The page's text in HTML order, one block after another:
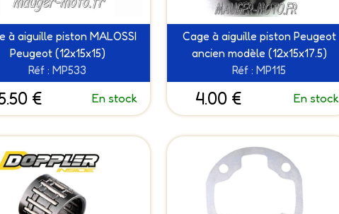
à aiguille piston MALOSSI
Peugeot (12x15x15)
Réf : MP533
€ En stock
Cage à aiguille piston Peugeot
ancien modèle (12x15x17.5)
Réf : MP115
4.00 € En stock